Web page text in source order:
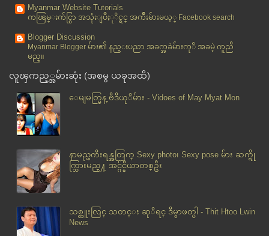
ဖာ္ျဖ...
ဖားအသြင္နဲ႔ ကေလးငယ္ (Frog-Like Baby)
အိမ္ေထာင္စု ႏွစ္ရာေက်ာ္ကို လွ်ပ္စစ္မီးရရန္ အမ်ဳိးသ...
ကေလးေတြ ကို ကယ္ၾကပါ
Online Charging စနစ္ အရန္တစ္ခု ေနျပည္ေတာ္တြင္ထားရွ...
ျပည္တြင္းကားေစ်းကြက္ က်ေစ်းျဖင့္ ၿငိမ္
သီလဝါအထူးစီးပြားေရးဇုန္တြင္ ေက်ာက္မီးေသြးသုံး ဓာတ္...
ဧရာဝတီျမစ္၁အတြင္း တည္ေဆာက္ေနသည့္ခရီးသည္တင္ေရ
ယာဥ္ႀက...
ႏွစ္က်ိပ္ရွစ္ (၂၈) ဆူ ဟူသည္မွာ အဘယ္နည္း
ရန္ကုန္ေဆးရုံၾကီးဂုဏ္သိကၡာထိခုိက္ေအာင္ျပဳလုပ္သူမ်ာ...
မိသားစုလံုၿခံဳေရးကို အာမခံမည္ဆိုလွ်င္ဒီပဲယင္းကိစၥဖ...
Primolut N အမ်ိဳးသမီးသံုးေဆး
အပစ္အခတ္ရပ္စဲေရးပ်က္ျပားျပီးေနာက္ မြတ္ဆလင္သူပုန္ေတ...
Myanmar Website Tutorials
ကၽြမ္းက်င္စြာ အသုံးျပဳႏုိင္ရင္ အက်ိဳးမ်ားမယ့္ Facebook search
Blogger Discussion
Myanmar Blogger မ်ား၏ နည္းပညာ အခက္အခဲမ်ားကုိ အခမဲ့ ကူညီ
မည္။
လူၾကည့္အမ်ားဆုံး (အစမွ ယခုအထိ)
ေမျမတ္မြန္ ဗီဒီယုိမ်ား - Vidoes of May Myat Mon
နာမည္ၾကီးရန္အတြက္ Sexy photo၊ Sexy pose မ်ား ဆက္ရို
က္သြားမည္႔ အင္ဂ်င္နီယာတစ္ဦး
သစ္ထူးလြင္ သတင္း ဆုိရင္ ဒီမွာဖတ္ပါ - Thit Htoo Lwin
News